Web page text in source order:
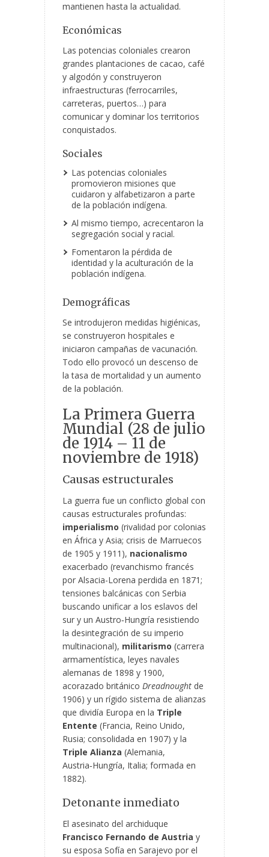
mantienen hasta la actualidad.
Económicas
Las potencias coloniales crearon
grandes plantaciones de cacao, café
y algodón y construyeron
infraestructuras (ferrocarriles,
carreteras, puertos…) para
comunicar y dominar los territorios
conquistados.
Sociales
Las potencias coloniales
promovieron misiones que
cuidaron y alfabetizaron a parte
de la población indígena.
Al mismo tiempo, acrecentaron la
segregación social y racial.
Fomentaron la pérdida de
identidad y la aculturación de la
población indígena.
Demográficas
Se introdujeron medidas higiénicas,
se construyeron hospitales e
iniciaron campañas de vacunación.
Todo ello provocó un descenso de
la tasa de mortalidad y un aumento
de la población.
La Primera Guerra
Mundial (28 de julio
de 1914 – 11 de
noviembre de 1918)
Causas estructurales
La guerra fue un conflicto global con
causas estructurales profundas:
imperialismo (rivalidad por colonias
en África y Asia; crisis de Marruecos
de 1905 y 1911), nacionalismo
exacerbado (revanchismo francés
por Alsacia-Lorena perdida en 1871;
tensiones balcánicas con Serbia
buscando unificar a los eslavos del
sur y un Austro‑Hungría resistiendo
la desintegración de su imperio
multinacional), militarismo (carrera
armamentística, leyes navales
alemanas de 1898 y 1900,
acorazado británico Dreadnought de
1906) y un rígido sistema de alianzas
que dividía Europa en la Triple
Entente (Francia, Reino Unido,
Rusia; consolidada en 1907) y la
Triple Alianza (Alemania,
Austria‑Hungría, Italia; formada en
1882).
Detonante inmediato
El asesinato del archiduque
Francisco Fernando de Austria y
su esposa Sofía en Sarajevo por el